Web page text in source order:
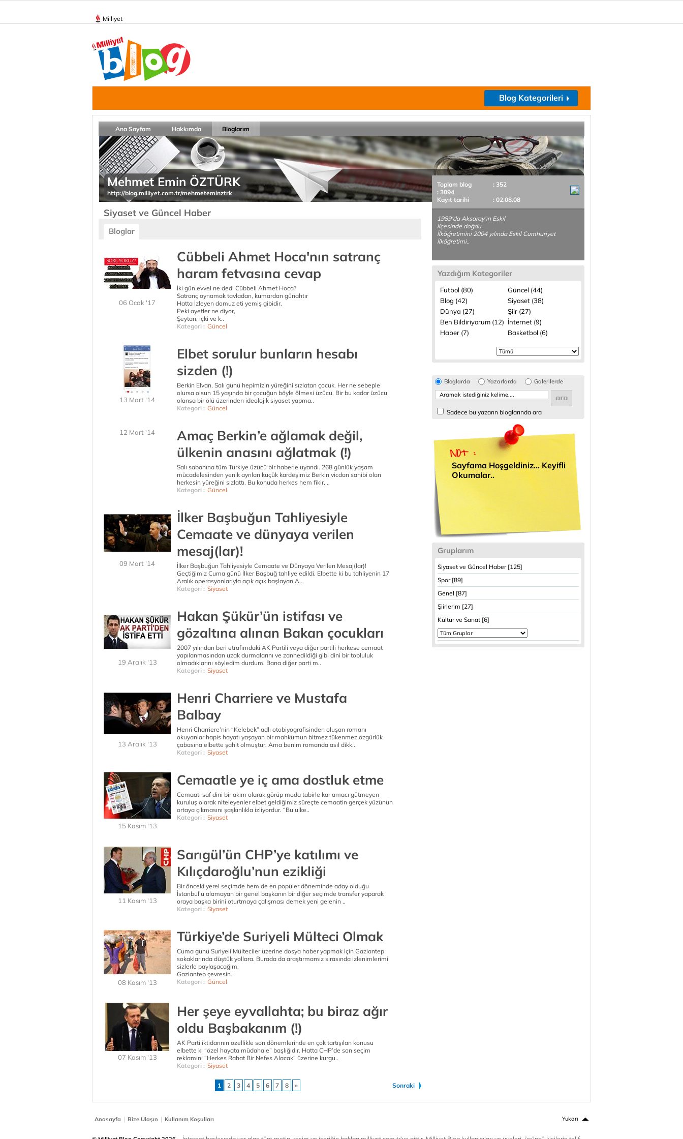
Milliyet
Blog Kategorileri
Ana Sayfam Hakkımda Bloglarım
Mehmet Emin ÖZTÜRK
http://blog.milliyet.com.tr/mehmeteminztrk
Siyaset ve Güncel Haber
Bloglar
06 Ocak '17
Cübbeli Ahmet Hoca'nın satranç
haram fetvasına cevap
İki gün evvel ne dedi Cübbeli Ahmet Hoca?
Satranç oynamak tavladan, kumardan günahtır
Hatta İzleyen domuz eti yemiş gibidir.
Peki ayetler ne diyor,
Şeytan, içki ve k..
Kategori : Güncel
13 Mart '14
Elbet sorulur bunların hesabı
sizden (!)
Berkin Elvan, Salı günü hepimizin yüreğini sızlatan çocuk. Her ne sebeple
olursa olsun 15 yaşında bir çocuğun böyle ölmesi üzücü. Bir bu kadar üzücü
olansa bir ölü üzerinden ideolojik siyaset yapma..
Kategori : Güncel
12 Mart '14
Amaç Berkin’e ağlamak değil,
ülkenin anasını ağlatmak (!)
Salı sabahına tüm Türkiye üzücü bir haberle uyandı. 268 günlük yaşam
mücadelesinden yenik ayrılan küçük kardeşimiz Berkin vicdan sahibi olan
herkesin yüreğini sızlattı. Bu konuda herkes hem fikir, ..
Kategori : Güncel
09 Mart '14
İlker Başbuğun Tahliyesiyle
Cemaate ve dünyaya verilen
mesaj(lar)!
İlker Başbuğun Tahliyesiyle Cemaate ve Dünyaya Verilen Mesaj(lar)!
Geçtiğimiz Cuma günü İlker Başbuğ tahliye edildi. Elbette ki bu tahliyenin 17
Aralık operasyonlarıyla açık açık başlayan A..
Kategori : Siyaset
19 Aralık '13
Hakan Şükür’ün istifası ve
gözaltına alınan Bakan çocukları
2007 yılından beri etrafımdaki AK Partili veya diğer partili herkese cemaat
yapılanmasından uzak durmalarını ve zannedildiği gibi dini bir topluluk
olmadıklarını söyledim durdum. Bana diğer parti m..
Kategori : Siyaset
13 Aralık '13
Henri Charriere ve Mustafa
Balbay
Henri Charriere’nin “Kelebek” adlı otobiyografisinden oluşan romanı
okuyanlar hapis hayatı yaşayan bir mahkûmun bitmez tükenmez özgürlük
çabasına elbette şahit olmuştur. Ama benim romanda asıl dikk..
Kategori : Siyaset
15 Kasım '13
Cemaatle ye iç ama dostluk etme
Cemaati saf dini bir akım olarak görüp moda tabirle kar amacı gütmeyen
kuruluş olarak niteleyenler elbet geldiğimiz süreçte cemaatin gerçek yüzünün
ortaya çıkmasını şaşkınlıkla izliyordur. “Bu ülke..
Kategori : Siyaset
11 Kasım '13
Sarıgül’ün CHP’ye katılımı ve
Kılıçdaroğlu’nun ezikliği
Bir önceki yerel seçimde hem de en popüler döneminde aday olduğu
İstanbul’u alamayan bir genel başkanın bir diğer seçimde transfer yaparak
oraya başka birini oturtmaya çalışması demek yeni gelenin ..
Kategori : Siyaset
08 Kasım '13
Türkiye’de Suriyeli Mülteci Olmak
Cuma günü Suriyeli Mülteciler üzerine dosya haber yapmak için Gaziantep
sokaklarında düştük yollara. Burada da araştırmamız sırasında izlenimlerimi
sizlerle paylaşacağım.
Gaziantep çevresin..
Kategori : Güncel
07 Kasım '13
Her şeye eyvallahta; bu biraz ağır
oldu Başbakanım (!)
AK Parti iktidarının özellikle son dönemlerinde en çok tartışılan konusu
elbette ki “özel hayata müdahale” başlığıdır. Hatta CHP’de son seçim
reklamını “Herkes Rahat Bir Nefes Alacak” üzerine kurgu..
Kategori : Siyaset
Sonraki
1 2 3 4 5 6 7 8 »
Toplam blog
: 352
: 3094
Kayıt tarihi
: 02.08.08
1989’da Aksaray’ın Eskil
ilçesinde doğdu.
İlköğretimini 2004 yılında Eskil Cumhuriyet
İlköğretimi..
Yazdığım Kategoriler
Futbol (80)
Güncel (44)
Blog (42)
Siyaset (38)
Dünya (27)
Şiir (27)
Ben Bildiriyorum (12) İnternet (9)
Haber (7)
Basketbol (6)
Bloglarda Yazarlarda Galerilerde
Sadece bu yazarın bloglarında ara
Sayfama Hoşgeldiniz... Keyifli
Okumalar..
Gruplarım
Siyaset ve Güncel Haber [125]
Spor [89]
Genel [87]
Şiirlerim [27]
Kültür ve Sanat [6]
Anasayfa | Bize Ulaşın | Kullanım Koşulları Yukarı